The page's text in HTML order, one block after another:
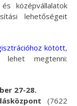
középvállalatok
lehetőségeit
kötött,
megtenni:
27-28.
(7622